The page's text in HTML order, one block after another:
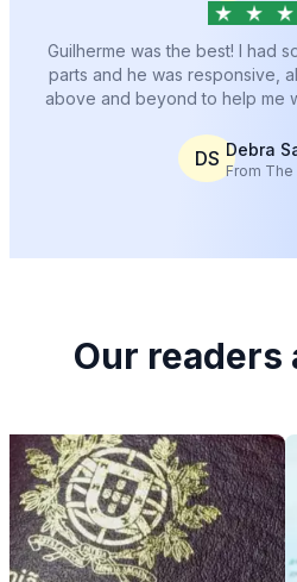
Guilherme was the best! I had
parts and he was responsive,
above and beyond to help me
DS Debra
From
Our readers